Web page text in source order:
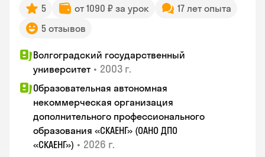
5 от 1090 ₽ за урок
17 лет опыта
5 отзывов
Волгоградский государственный
университет • 2003 г.
Образовательная автономная
некоммерческая организация
дополнительного профессионального
образования «СКАЕНГ» (ОАНО ДПО
«СКАЕНГ») • 2026 г.